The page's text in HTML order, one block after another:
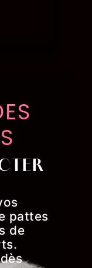
pattes
de